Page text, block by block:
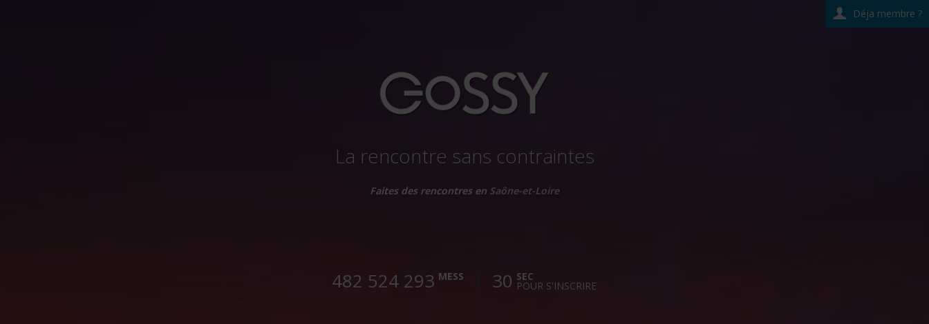
Déja membre ?
La rencontre sans contraintes
Faites des rencontres en Saône-et-Loire
482 524 296 MESS 30 SEC
POUR S'INSCRIRE